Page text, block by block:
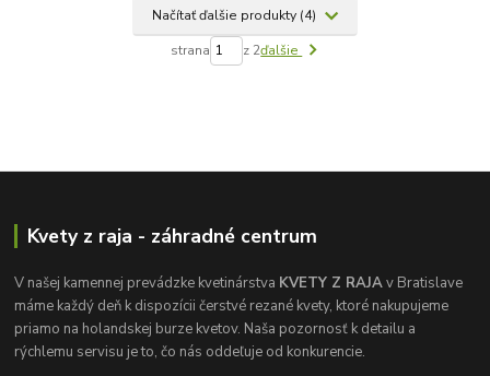
Načítať ďalšie produkty (4)
strana z 2ďalšie
Kvety z raja - záhradné centrum
V našej kamennej prevádzke kvetinárstva KVETY Z RAJAv Bratislave
máme každý deň k dispozícii čerstvé rezané kvety, ktoré nakupujeme
priamo na holandskej burze kvetov. Naša pozornosť k detailu a
rýchlemu servisu je to, čo nás oddeľuje od konkurencie.